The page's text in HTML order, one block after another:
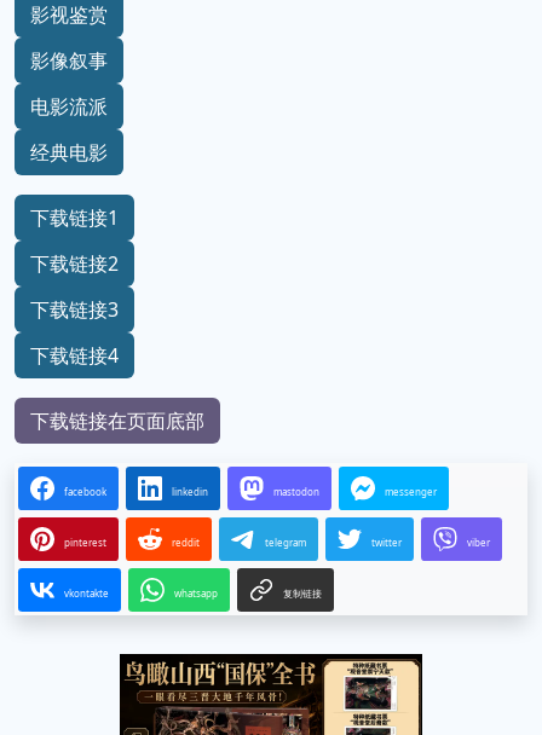
影视鉴赏
影像叙事
电影流派
经典电影
下载链接1
下载链接2
下载链接3
下载链接4
下载链接在页面底部
facebook linkedin mastodon messenger
pinterest reddit telegram twitter viber
vkontakte whatsapp 复制链接